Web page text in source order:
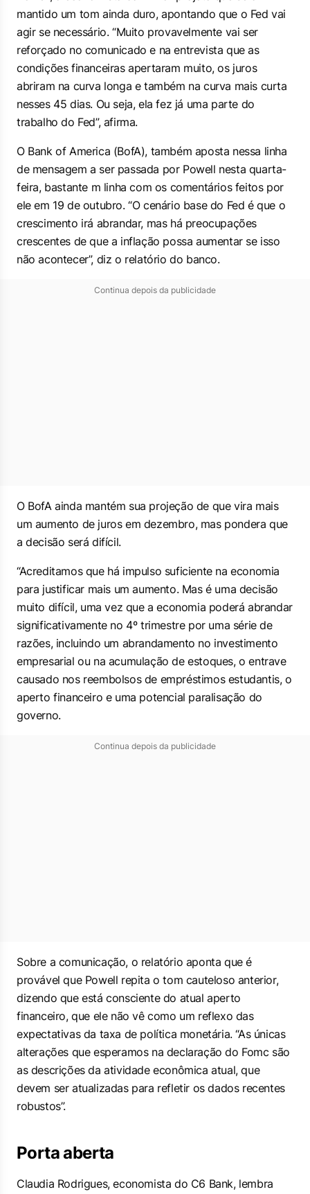
mantido um tom ainda duro, apontando que o Fed vai
agir se necessário. “Muito provavelmente vai ser
reforçado no comunicado e na entrevista que as
condições financeiras apertaram muito, os juros
abriram na curva longa e também na curva mais curta
nesses 45 dias. Ou seja, ela fez já uma parte do
trabalho do Fed”, afirma.
O Bank of America (BofA), também aposta nessa linha
de mensagem a ser passada por Powell nesta quarta-
feira, bastante m linha com os comentários feitos por
ele em 19 de outubro. “O cenário base do Fed é que o
crescimento irá abrandar, mas há preocupações
crescentes de que a inflação possa aumentar se isso
não acontecer”, diz o relatório do banco.
Continua depois da publicidade
O BofA ainda mantém sua projeção de que vira mais
um aumento de juros em dezembro, mas pondera que
a decisão será difícil.
“Acreditamos que há impulso suficiente na economia
para justificar mais um aumento. Mas é uma decisão
muito difícil, uma vez que a economia poderá abrandar
significativamente no 4º trimestre por uma série de
razões, incluindo um abrandamento no investimento
empresarial ou na acumulação de estoques, o entrave
causado nos reembolsos de empréstimos estudantis, o
aperto financeiro e uma potencial paralisação do
governo.
Continua depois da publicidade
Sobre a comunicação, o relatório aponta que é
provável que Powell repita o tom cauteloso anterior,
dizendo que está consciente do atual aperto
financeiro, que ele não vê como um reflexo das
expectativas da taxa de política monetária. “As únicas
alterações que esperamos na declaração do Fomc são
as descrições da atividade econômica atual, que
devem ser atualizadas para refletir os dados recentes
robustos”.
Porta aberta
Claudia Rodrigues, economista do C6 Bank, lembra